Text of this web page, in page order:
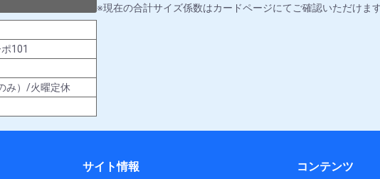
現在の合計サイズ係数はカードページにてご確認いただけます
101
み）/火曜定休
サイト情報 コンテンツ